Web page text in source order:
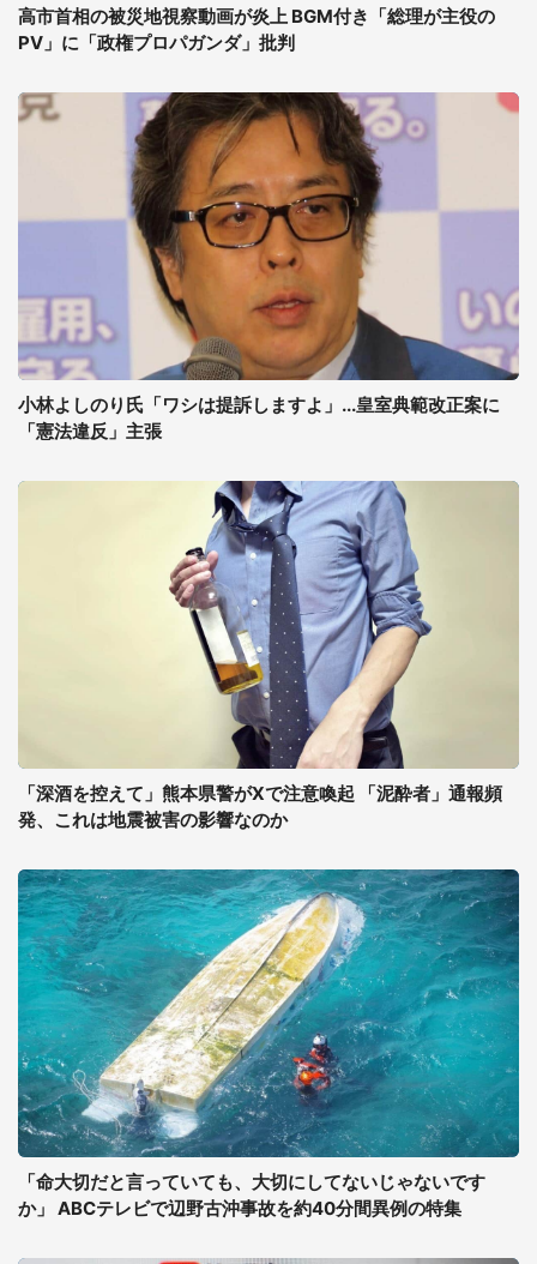
高市首相の被災地視察動画が炎上 BGM付き「総理が主役の
PV」に「政権プロパガンダ」批判
小林よしのり氏「ワシは提訴しますよ」...皇室典範改正案に
「憲法違反」主張
「深酒を控えて」熊本県警がXで注意喚起 「泥酔者」通報頻
発、これは地震被害の影響なのか
「命大切だと言っていても、大切にしてないじゃないです
か」 ABCテレビで辺野古沖事故を約40分間異例の特集